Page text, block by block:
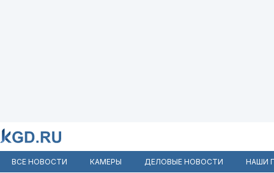
ВСЕ НОВОСТИ КАМЕРЫ ДЕЛОВЫЕ НОВОСТИ НАШИ